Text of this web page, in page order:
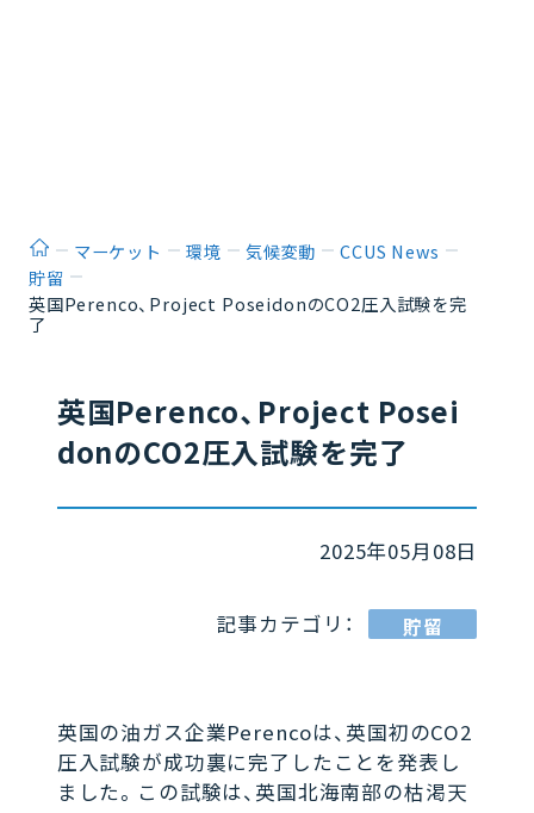
ホームマーケット 環境 気候変動
CCUS News
貯留
英国Perenco、Project PoseidonのCO2圧入試験を完
了
英国Perenco、Project Posei
donのCO2圧入試験を完了
2025年05月08日
記事カテゴリ： 貯留
英国の油ガス企業Perencoは、英国初のCO2
圧入試験が成功裏に完了したことを発表し
ました。この試験は、英国北海南部の枯渇天